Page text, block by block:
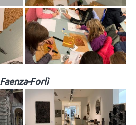
Faenza-Forlì